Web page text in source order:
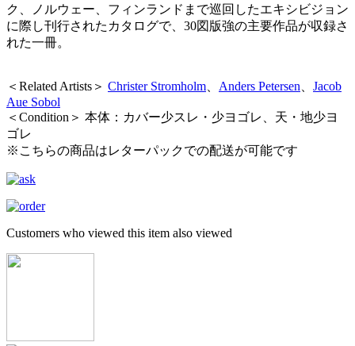
ク、ノルウェー、フィンランドまで巡回したエキシビジョン
に際し刊行されたカタログで、30図版強の主要作品が収録さ
れた一冊。
＜Related Artists＞ Christer Stromholm Anders Petersen
Jacob
Aue Sobol
＜Condition＞ 本体：カバー少スレ・少ヨゴレ、天・地少ヨ
ゴレ
※こちらの商品はレターパックでの配送が可能です
Customers who viewed this item also viewed